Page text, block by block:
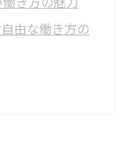
由な働き方の
業も実現可能